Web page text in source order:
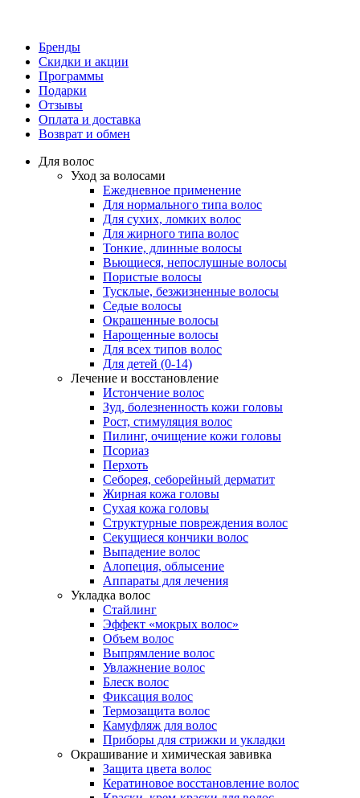
Бренды
Скидки и акции
Программы
Подарки
Отзывы
Оплата и доставка
Возврат и обмен
Для волос
Уход за волосами
Ежедневное применение
Для нормального типа волос
Для сухих, ломких волос
Для жирного типа волос
Тонкие, длинные волосы
Вьющиеся, непослушные волосы
Пористые волосы
Тусклые, безжизненные волосы
Седые волосы
Окрашенные волосы
Нарощенные волосы
Для всех типов волос
Для детей (0-14)
Лечение и восстановление
Истончение волос
Зуд, болезненность кожи головы
Рост, стимуляция волос
Пилинг, очищение кожи головы
Псориаз
Перхоть
Себорея, себорейный дерматит
Жирная кожа головы
Сухая кожа головы
Структурные повреждения волос
Секущиеся кончики волос
Выпадение волос
Алопеция, облысение
Аппараты для лечения
Укладка волос
Стайлинг
Эффект «мокрых волос»
Объем волос
Выпрямление волос
Увлажнение волос
Блеск волос
Фиксация волос
Термозащита волос
Камуфляж для волос
Приборы для стрижки и укладки
Окрашивание и химическая завивка
Защита цвета волос
Кератиновое восстановление волос